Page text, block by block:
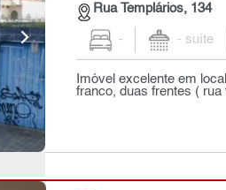
Rua Templários, 134
- - suíte
Imóvel excelente em
franco, duas frentes ( rua